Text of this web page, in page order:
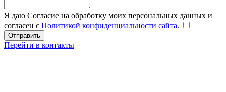
Я даю Согласие на обработку моих персональных данных и
согласен с Политикой конфиденциальности сайта.
Перейти в контакты